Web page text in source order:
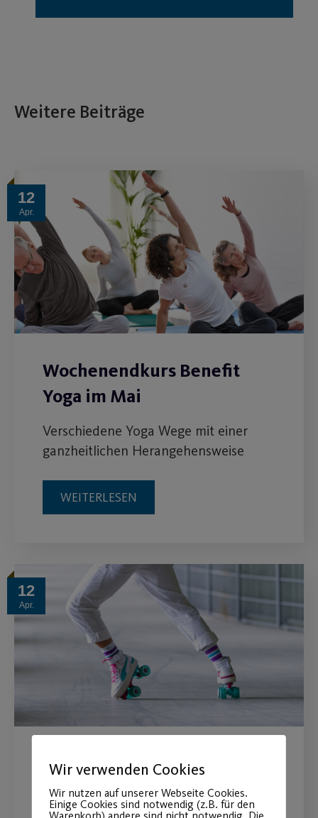
Weitere Beiträge
12
Apr.
Wochenendkurs Benefit
Yoga im Mai
Verschiedene Yoga Wege mit einer
ganzheitlichen Herangehensweise
WEITERLESEN
12
Apr.
Roller Dance Workshops am
20.05.23
Wir verwenden Cookies
Wir nutzen auf unserer Webseite Cookies.
Einige Cookies sind notwendig (z.B. für den